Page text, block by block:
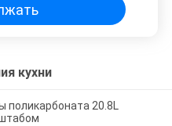
кухни
поликарбоната 20.8L